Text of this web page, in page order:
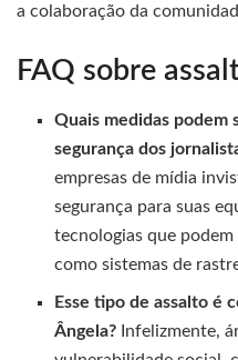
a colaboração da
FAQ sobre
Quais medidas podem
segurança dos
empresas de mídia
segurança para suas
tecnologias que
como sistemas de
Esse tipo de assalto é
Ângela? Infelizmente,